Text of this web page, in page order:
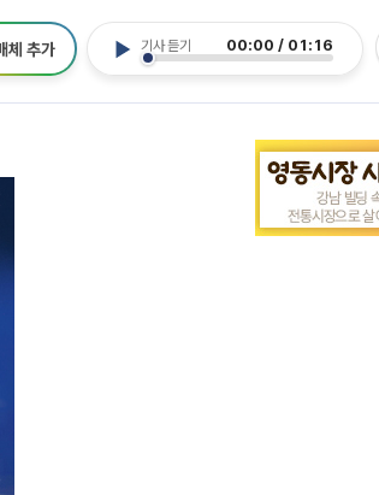
기사 듣기 00:00 / 01:16
체 추가